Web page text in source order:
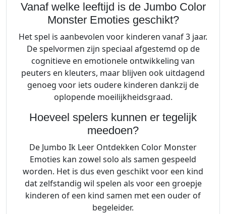
Vanaf welke leeftijd is de Jumbo Color
Monster Emoties geschikt?
Het spel is aanbevolen voor kinderen vanaf 3 jaar.
De spelvormen zijn speciaal afgestemd op de
cognitieve en emotionele ontwikkeling van
peuters en kleuters, maar blijven ook uitdagend
genoeg voor iets oudere kinderen dankzij de
oplopende moeilijkheidsgraad.
Hoeveel spelers kunnen er tegelijk
meedoen?
De Jumbo Ik Leer Ontdekken Color Monster
Emoties kan zowel solo als samen gespeeld
worden. Het is dus even geschikt voor een kind
dat zelfstandig wil spelen als voor een groepje
kinderen of een kind samen met een ouder of
begeleider.